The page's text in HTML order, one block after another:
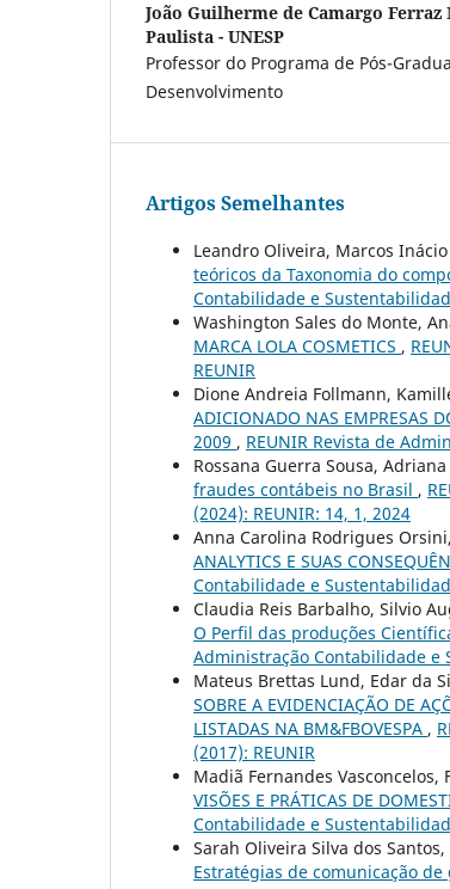
João Guilherme de Camargo Ferraz
Paulista - UNESP
Professor do Programa de Pós-
Desenvolvimento
Artigos Semelhantes
Leandro Oliveira, Marcos
teóricos da Taxonomia do
Contabilidade e
Washington Sales do Monte,
MARCA LOLA COSMETICS ,
REUNIR
Dione Andreia Follmann,
ADICIONADO NAS EMPRESAS
2009 , REUNIR Revista de
Rossana Guerra Sousa,
fraudes contábeis no Brasil ,
(2024): REUNIR: 14, 1, 2024
Anna Carolina Rodrigues
ANALYTICS E SUAS
Contabilidade e
Claudia Reis Barbalho, Silvio
O Perfil das produções
Administração Contabilidade e
Mateus Brettas Lund, Edar da
SOBRE A EVIDENCIAÇÃO DE
LISTADAS NA BM&FBOVESPA ,
(2017): REUNIR
Madiã Fernandes Vasconcelos,
VISÕES E PRÁTICAS DE
Contabilidade e
Sarah Oliveira Silva dos
Estratégias de comunicação